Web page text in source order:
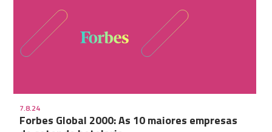
7.8.24
Forbes Global 2000: As 10 maiores empresas